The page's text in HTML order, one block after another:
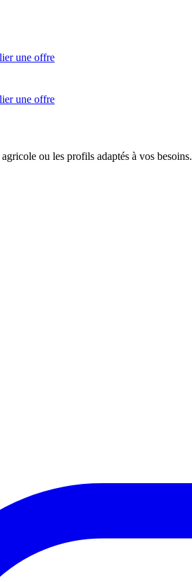
une offre
une offre
ou les profils adaptés à vos besoins.